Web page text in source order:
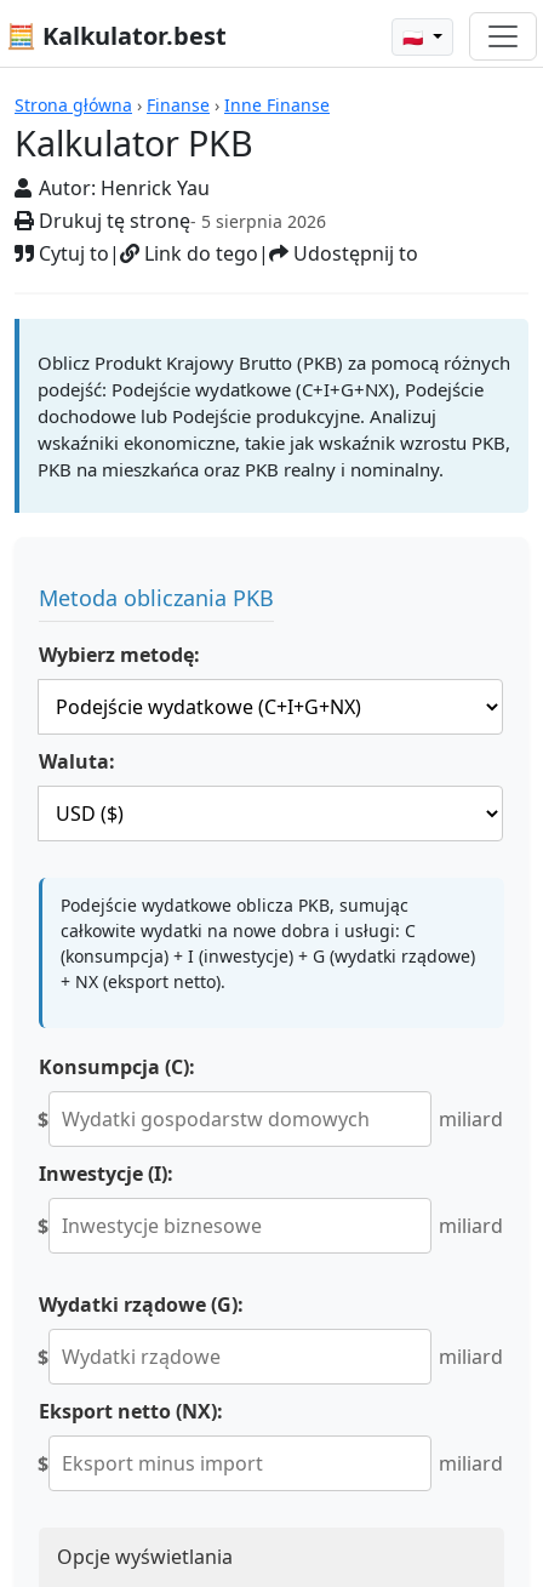
🧮 Kalkulator.best 🇵🇱
Strona główna › Finanse › Inne Finanse
Kalkulator PKB
Autor: Henrick Yau
Drukuj tę stronę- 5 sierpnia 2026
Cytuj to| Link do tego| Udostępnij to
Kalkulatory
Oblicz Produkt Krajowy Brutto (PKB) za pomocą różnych
podejść: Podejście wydatkowe (C+I+G+NX), Podejście
dochodowe lub Podejście produkcyjne. Analizuj
wskaźniki ekonomiczne, takie jak wskaźnik wzrostu PKB,
PKB na mieszkańca oraz PKB realny i nominalny.
Metoda obliczania PKB
Wybierz metodę:
Waluta:
Podejście wydatkowe oblicza PKB, sumując
całkowite wydatki na nowe dobra i usługi: C
(konsumpcja) + I (inwestycje) + G (wydatki rządowe)
+ NX (eksport netto).
Konsumpcja (C):
$
miliard
Inwestycje (I):
$
miliard
Wydatki rządowe (G):
$
miliard
Eksport netto (NX):
$
miliard
Opcje wyświetlania